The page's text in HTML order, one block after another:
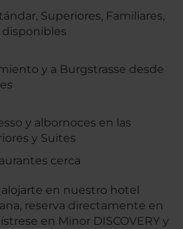
Superiores, Familiares,
disponibles
y a Burgstrasse desde
y albornoces en las
y Suites
cerca
en nuestro hotel
reserva directamente en
en Minor DISCOVERY y